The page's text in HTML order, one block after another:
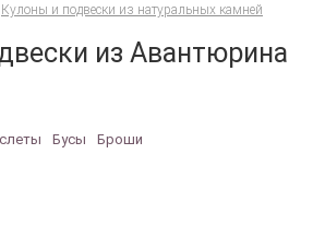
Кулоны и подвески из натуральных камней
из Авантюрина
Бусы
Броши